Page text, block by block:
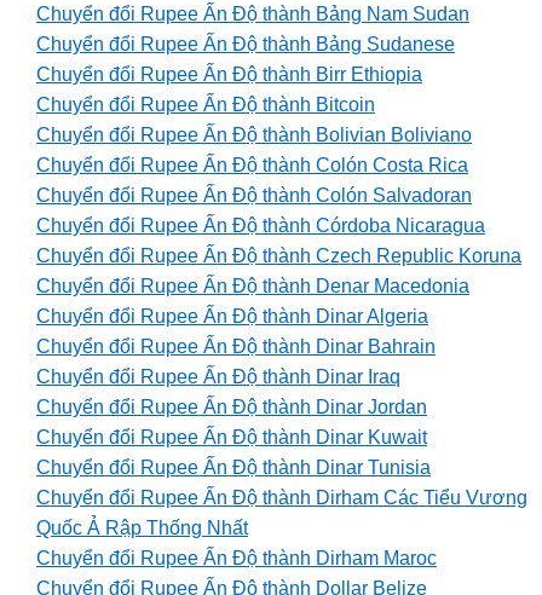
Chuyển đổi Rupee Ấn Độ thành Bảng Nam Sudan
Chuyển đổi Rupee Ấn Độ thành Bảng Sudanese
Chuyển đổi Rupee Ấn Độ thành Birr Ethiopia
Chuyển đổi Rupee Ấn Độ thành Bitcoin
Chuyển đổi Rupee Ấn Độ thành Bolivian Boliviano
Chuyển đổi Rupee Ấn Độ thành Colón Costa Rica
Chuyển đổi Rupee Ấn Độ thành Colón Salvadoran
Chuyển đổi Rupee Ấn Độ thành Córdoba Nicaragua
Chuyển đổi Rupee Ấn Độ thành Czech Republic Koruna
Chuyển đổi Rupee Ấn Độ thành Denar Macedonia
Chuyển đổi Rupee Ấn Độ thành Dinar Algeria
Chuyển đổi Rupee Ấn Độ thành Dinar Bahrain
Chuyển đổi Rupee Ấn Độ thành Dinar Iraq
Chuyển đổi Rupee Ấn Độ thành Dinar Jordan
Chuyển đổi Rupee Ấn Độ thành Dinar Kuwait
Chuyển đổi Rupee Ấn Độ thành Dinar Tunisia
Chuyển đổi Rupee Ấn Độ thành Dirham Các Tiểu Vương
Quốc Ả Rập Thống Nhất
Chuyển đổi Rupee Ấn Độ thành Dirham Maroc
Chuyển đổi Rupee Ấn Độ thành Dollar Belize